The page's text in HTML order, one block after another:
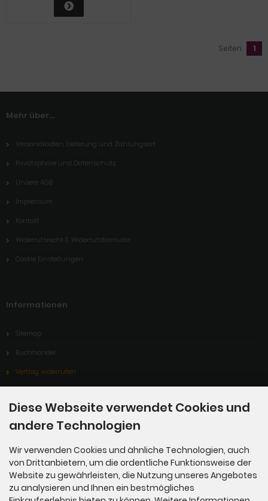
Seiten: 1
Mehr über...
Versandkosten, Lieferung und Zahlungsart
Privatsphäre und Datenschutz
Unsere AGB
Impressum
Kontakt
Widerrufsrecht & Widerrufsformular
Cookie Einstellungen
Informationen
Sitemap
Buchhandel
Vertrag widerrufen
Diese Webseite verwendet Cookies und
andere Technologien
Wir verwenden Cookies und ähnliche Technologien, auch
von Drittanbietern, um die ordentliche Funktionsweise der
Website zu gewährleisten, die Nutzung unseres Angebotes
zu analysieren und Ihnen ein bestmögliches